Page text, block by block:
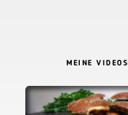
MEINE VIDEOS